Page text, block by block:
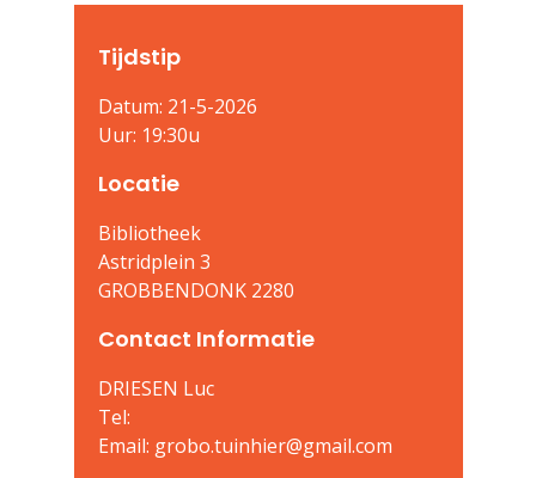
Tijdstip
Datum: 21-5-2026
Uur: 19:30u
Locatie
Bibliotheek
Astridplein 3
GROBBENDONK 2280
Contact Informatie
DRIESEN Luc
Tel:
Email: grobo.tuinhier@gmail.com